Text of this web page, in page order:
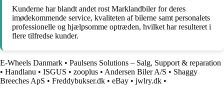
Kunderne har blandt andet rost Marklandbiler for deres
imødekommende service, kvaliteten af bilerne samt personalets
professionelle og hjælpsomme optræden, hvilket har resulteret i
flere tilfredse kunder.
E-Wheels Danmark • Paulsens Solutions – Salg, Support & reparation
• Handlanu • ISGUS • zooplus • Andersen Biler A/S • Shaggy
Breeches ApS • Freddybukser.dk • eBay • jwlry.dk •